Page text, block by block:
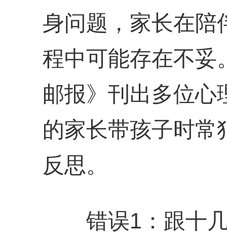
身问题，家长在陪
程中可能存在不妥
邮报》刊出多位心
的家长带孩子时常
反思。
错误1：跟十几